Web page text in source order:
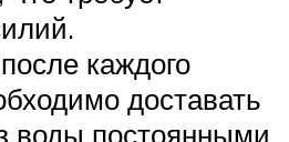
каждого
доставать
воды постоянными